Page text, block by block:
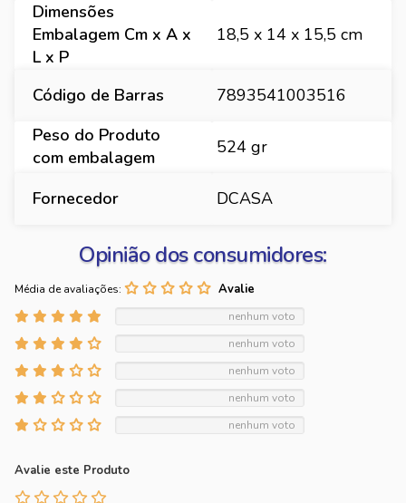
Dimensões
Embalagem Cm x A x
L x P
18,5 x 14 x 15,5 cm
Código de Barras
7893541003516
Peso do Produto
com embalagem
524 gr
Fornecedor DCASA
Opinião dos consumidores:
Média de avaliações:
nenhum voto
nenhum voto
nenhum voto
nenhum voto
nenhum voto
Avalie este Produto